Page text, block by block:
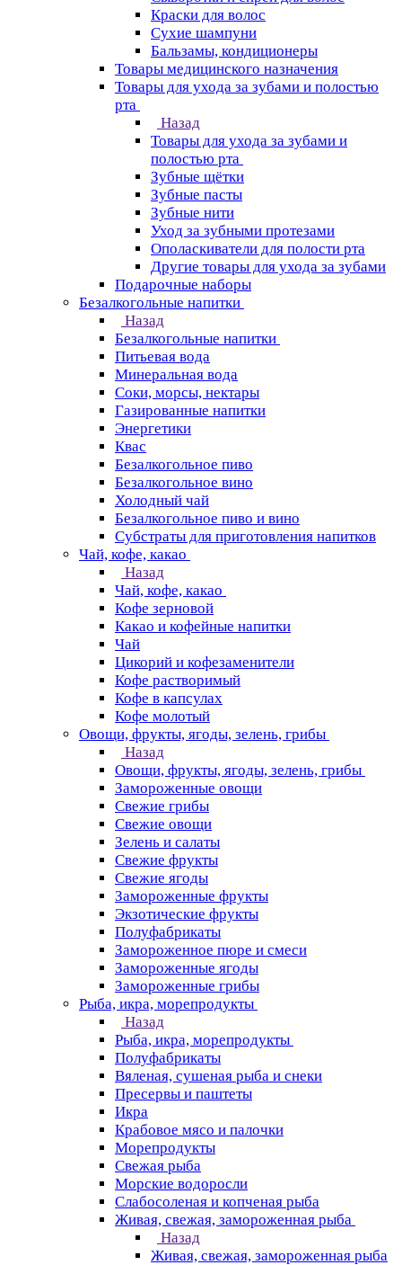
Краски для волос
Сухие шампуни
Бальзамы, кондиционеры
Товары медицинского назначения
Товары для ухода за зубами и полостью
рта
Назад
Товары для ухода за зубами и
полостью рта
Зубные щётки
Зубные пасты
Зубные нити
Уход за зубными протезами
Ополаскиватели для полости рта
Другие товары для ухода за зубами
Подарочные наборы
Безалкогольные напитки
Назад
Безалкогольные напитки
Питьевая вода
Минеральная вода
Соки, морсы, нектары
Газированные напитки
Энергетики
Квас
Безалкогольное пиво
Безалкогольное вино
Холодный чай
Безалкогольное пиво и вино
Субстраты для приготовления напитков
Чай, кофе, какао
Назад
Чай, кофе, какао
Кофе зерновой
Какао и кофейные напитки
Чай
Цикорий и кофезаменители
Кофе растворимый
Кофе в капсулах
Кофе молотый
Овощи, фрукты, ягоды, зелень, грибы
Назад
Овощи, фрукты, ягоды, зелень, грибы
Замороженные овощи
Свежие грибы
Свежие овощи
Зелень и салаты
Свежие фрукты
Свежие ягоды
Замороженные фрукты
Экзотические фрукты
Полуфабрикаты
Замороженное пюре и смеси
Замороженные ягоды
Замороженные грибы
Рыба, икра, морепродукты
Назад
Рыба, икра, морепродукты
Полуфабрикаты
Вяленая, сушеная рыба и снеки
Пресервы и паштеты
Икра
Крабовое мясо и палочки
Морепродукты
Свежая рыба
Морские водоросли
Слабосоленая и копченая рыба
Живая, свежая, замороженная рыба
Назад
Живая, свежая, замороженная рыба